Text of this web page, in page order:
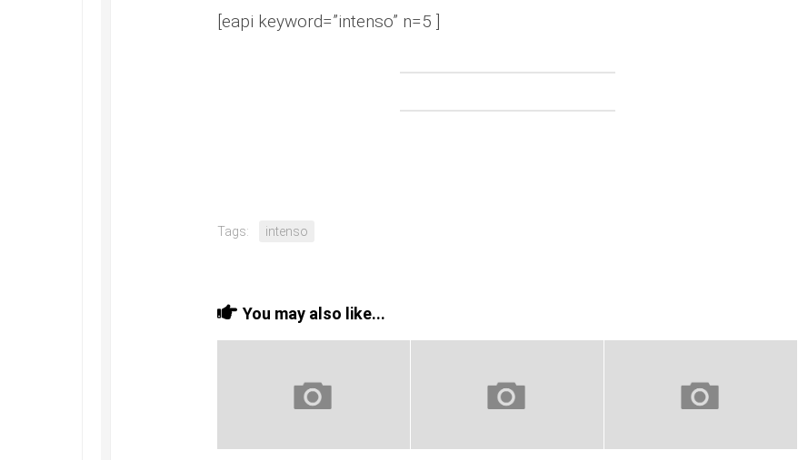
[eapi keyword=”intenso” n=5 ]
Tags: intenso
You may also like...